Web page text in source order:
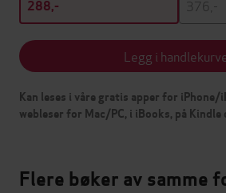
288,-
376,-
Legg i
Kan leses i våre gratis apper for iPhone/
webleser for Mac/PC, i iBooks, på Kindle
Flere bøker av samme